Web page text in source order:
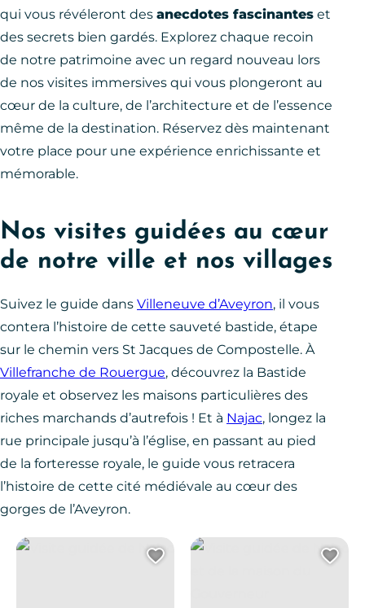
qui vous révéleront des anecdotes fascinantes et
des secrets bien gardés. Explorez chaque recoin
de notre patrimoine avec un regard nouveau lors
de nos visites immersives qui vous plongeront au
cœur de la culture, de l’architecture et de l’essence
même de la destination. Réservez dès maintenant
votre place pour une expérience enrichissante et
mémorable.
Nos visites guidées au cœur
de notre ville et nos villages
Suivez le guide dans Villeneuve d’Aveyron, il vous
contera l’histoire de cette sauveté bastide, étape
sur le chemin vers St Jacques de Compostelle. À
Villefranche de Rouergue, découvrez la Bastide
royale et observez les maisons particulières des
riches marchands d’autrefois ! Et à Najac, longez la
rue principale jusqu’à l’église, en passant au pied
de la forteresse royale, le guide vous retracera
l’histoire de cette cité médiévale au cœur des
gorges de l’Aveyron.
Visite guidée de Najac
Ajouter cette page au
Visite guidée de Najac et de